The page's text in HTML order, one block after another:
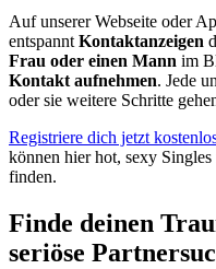
Auf unserer Webseite oder
entspannt Kontaktanzeigen
Frau oder einen Mann im
Kontakt aufnehmen. Jede
oder sie weitere Schritte
Registriere dich jetzt
können hier hot, sexy
finden.
Finde deinen
seriöse